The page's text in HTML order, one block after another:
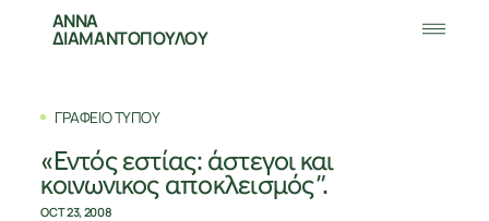
ΑΝΝΑ
ΔΙΑΜΑΝΤΟΠΟΥΛΟΥ
ΓΡΑΦΕΙΟ ΤΥΠΟΥ
«Εντός εστίας: άστεγοι και
κοινωνικος αποκλεισμός”.
OCT 23, 2008